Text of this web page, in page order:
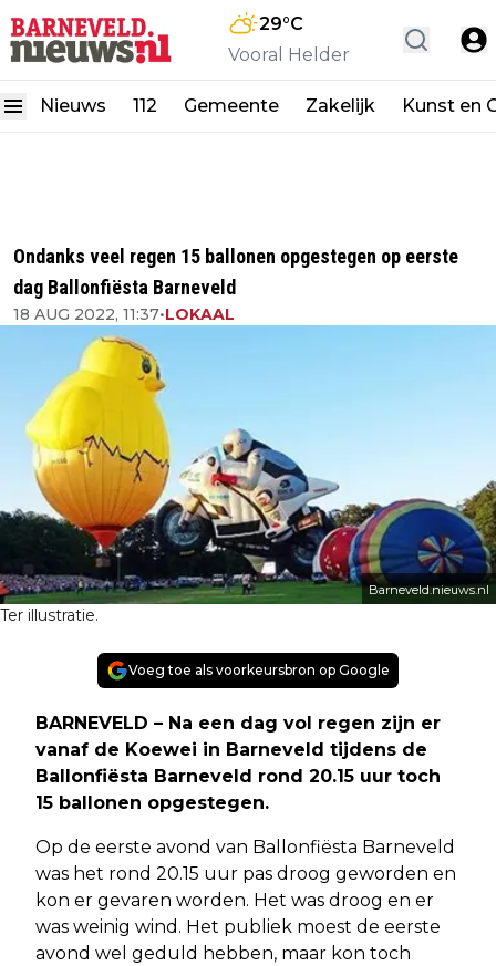
29°C
Vooral Helder
Nieuws 112 Gemeente Zakelijk Kunst en
Ondanks veel regen 15 ballonen opgestegen op eerste
dag Ballonfiësta Barneveld
18 AUG 2022, 11:37•LOKAAL
Barneveld.nieuws.nl
Ter illustratie.
Voeg toe als voorkeursbron op Google
BARNEVELD – Na een dag vol regen zijn er
vanaf de Koewei in Barneveld tijdens de
Ballonfiësta Barneveld rond 20.15 uur toch
15 ballonen opgestegen.
Op de eerste avond van Ballonfiësta Barneveld
was het rond 20.15 uur pas droog geworden en
kon er gevaren worden. Het was droog en er
was weinig wind. Het publiek moest de eerste
avond wel geduld hebben, maar kon toch